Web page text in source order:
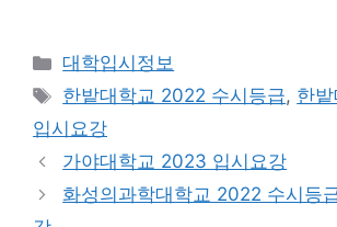
카
테
리
대학입시정보
태
그
한밭대학교 2022 수시등급, 한
입시요강
가야대학교 2023 입시요강
화성의과학대학교 2022 수시등